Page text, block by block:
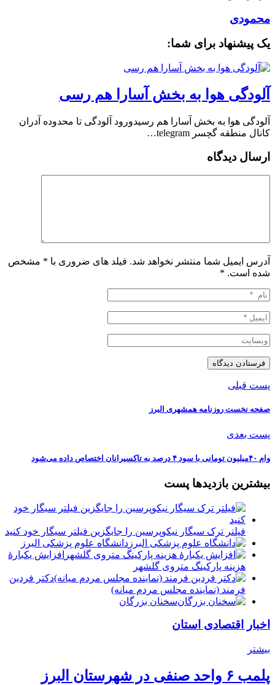
محمودی
یک پیشنهاد برای شما:
آلودگی هوا به بخش آسارا هم رسی
آلودگی هوا به بخش آسارا هم رسیدورود آلودگی تا محدوده آدران
کانال منطقه گچسر telegram…
ارسال دیدگاه
آدرس ایمیل شما منتشر نخواهد شد. فیلد های ضروری با * مشخص
شده است. *
پست قبلی
صفحه نخست روزنامه‌ همشهری البرز
پست بعدی
️وام‌ ۴۰میلیون تومانی با سود ۴ درصد به تاکسیرانان اختصاص داده می‌شود
بیشترین بازدیدها پست
فیلتر ترک سیگار نیکوپرسین را جایگزین فیلتر سیگار خود کنید
دانشگاه علوم پزشکی البرز
افزایش یکبارۀ
هزینه پارکینگ متروی گلشهر
دكتر فردين
فرمند (نماينده مجلس مردم میانه)
سخنان بزرگان
اخبار اقتصادی استان
بیشتر
پلمب ۶ واحد صنفی در شهرستان البرز